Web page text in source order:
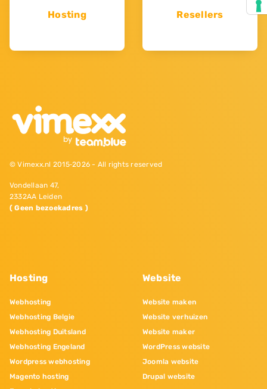
Hosting Resellers
© Vimexx.nl 2015‐2026 - All rights reserved
Vondellaan 47,
2332AA Leiden
( Geen bezoekadres )
Hosting
Webhosting
Webhosting Belgie
Webhosting Duitsland
Webhosting Engeland
Wordpress webhosting
Magento hosting
Website
Website maken
Website verhuizen
Website maker
WordPress website
Joomla website
Drupal website